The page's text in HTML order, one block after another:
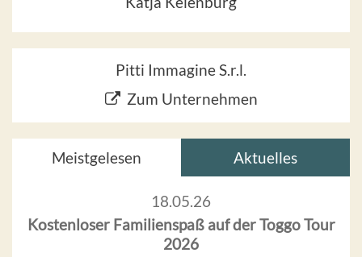
Pitti Immagine S.r.l.
Zum Unternehmen
Meistgelesen Aktuelles
18.05.26
Kostenloser Familienspaß auf der Toggo Tour
2026